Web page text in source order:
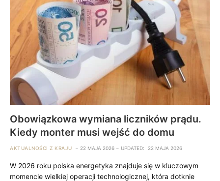
Obowiązkowa wymiana liczników prądu.
Kiedy monter musi wejść do domu
AKTUALNOŚCI Z KRAJU 22 MAJA 2026 UPDATED: 22 MAJA 2026
W 2026 roku polska energetyka znajduje się w kluczowym
momencie wielkiej operacji technologicznej, która dotknie